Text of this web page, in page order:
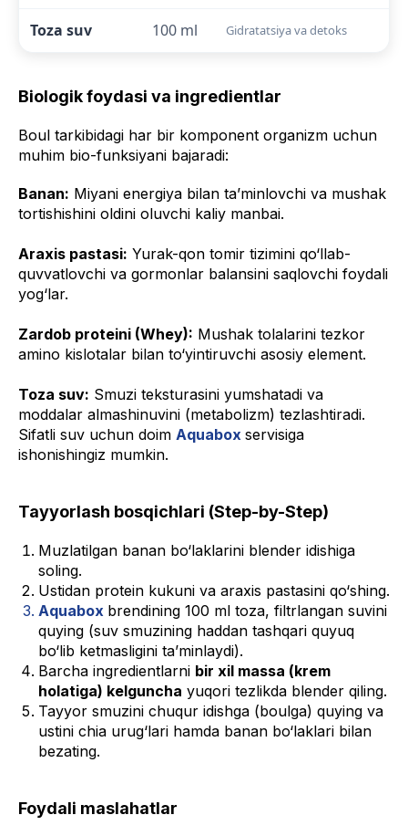
Toza suv 100 ml Gidratatsiya va detoks
Biologik foydasi va ingredientlar
Boul tarkibidagi har bir komponent organizm uchun
muhim bio-funksiyani bajaradi:
Banan: Miyani energiya bilan ta’minlovchi va mushak
tortishishini oldini oluvchi kaliy manbai.
Araxis pastasi: Yurak-qon tomir tizimini qo‘llab-
quvvatlovchi va gormonlar balansini saqlovchi foydali
yog‘lar.
Zardob proteini (Whey): Mushak tolalarini tezkor
amino kislotalar bilan to‘yintiruvchi asosiy element.
Toza suv: Smuzi teksturasini yumshatadi va
moddalar almashinuvini (metabolizm) tezlashtiradi.
Sifatli suv uchun doim Aquabox servisiga
ishonishingiz mumkin.
Tayyorlash bosqichlari (Step-by-Step)
Muzlatilgan banan bo‘laklarini blender idishiga
soling.
Ustidan protein kukuni va araxis pastasini qo‘shing.
Aquabox brendining 100 ml toza, filtrlangan suvini
quying (suv smuzining haddan tashqari quyuq
bo‘lib ketmasligini ta’minlaydi).
Barcha ingredientlarni bir xil massa (krem
holatiga) kelguncha yuqori tezlikda blender qiling.
Tayyor smuzini chuqur idishga (boulga) quying va
ustini chia urug‘lari hamda banan bo‘laklari bilan
bezating.
Foydali maslahatlar